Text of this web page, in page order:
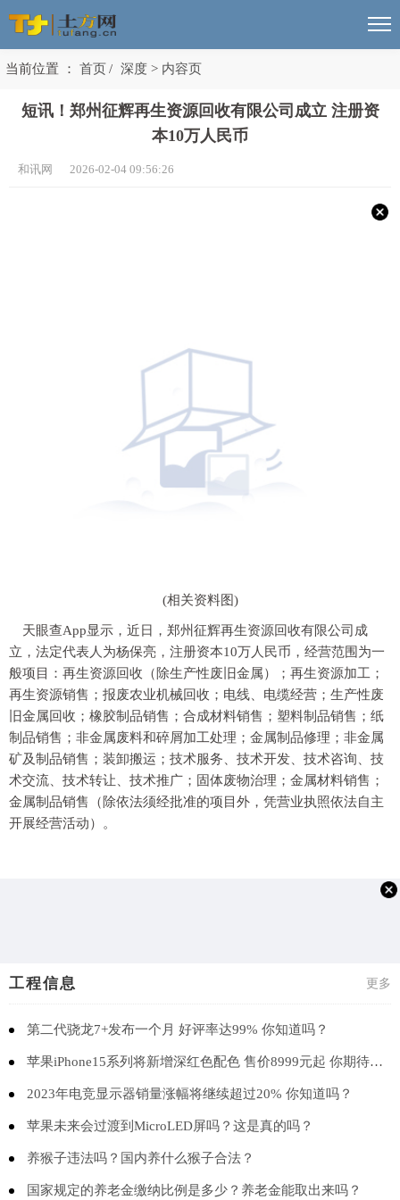
当前位置 ： 首页/ 深度 > 内容页
短讯！郑州征辉再生资源回收有限公司成立 注册资
本10万人民币
和讯网 2026-02-04 09:56:26
(相关资料图)
天眼查App显示，近日，郑州征辉再生资源回收有限公司成
立，法定代表人为杨保亮，注册资本10万人民币，经营范围为一
般项目：再生资源回收（除生产性废旧金属）；再生资源加工；
再生资源销售；报废农业机械回收；电线、电缆经营；生产性废
旧金属回收；橡胶制品销售；合成材料销售；塑料制品销售；纸
制品销售；非金属废料和碎屑加工处理；金属制品修理；非金属
矿及制品销售；装卸搬运；技术服务、技术开发、技术咨询、技
术交流、技术转让、技术推广；固体废物治理；金属材料销售；
金属制品销售（除依法须经批准的项目外，凭营业执照依法自主
开展经营活动）。
工程信息 更多
第二代骁龙7+发布一个月 好评率达99% 你知道吗？
苹果iPhone15系列将新增深红色配色 售价8999元起 你期待吗？
2023年电竞显示器销量涨幅将继续超过20% 你知道吗？
苹果未来会过渡到MicroLED屏吗？这是真的吗？
养猴子违法吗？国内养什么猴子合法？
国家规定的养老金缴纳比例是多少？养老金能取出来吗？